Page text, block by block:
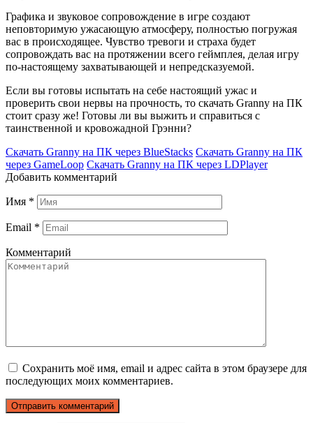
Графика и звуковое сопровождение в игре создают
неповторимую ужасающую атмосферу, полностью погружая
вас в происходящее. Чувство тревоги и страха будет
сопровождать вас на протяжении всего геймплея, делая игру
по-настоящему захватывающей и непредсказуемой.
Если вы готовы испытать на себе настоящий ужас и
проверить свои нервы на прочность, то скачать Granny на ПК
стоит сразу же! Готовы ли вы выжить и справиться с
таинственной и кровожадной Грэнни?
Скачать Granny на ПК через BlueStacks Скачать Granny на ПК
через GameLoop Скачать Granny на ПК через LDPlayer
Добавить комментарий
Имя *
Email *
Комментарий
Сохранить моё имя, email и адрес сайта в этом браузере для
последующих моих комментариев.